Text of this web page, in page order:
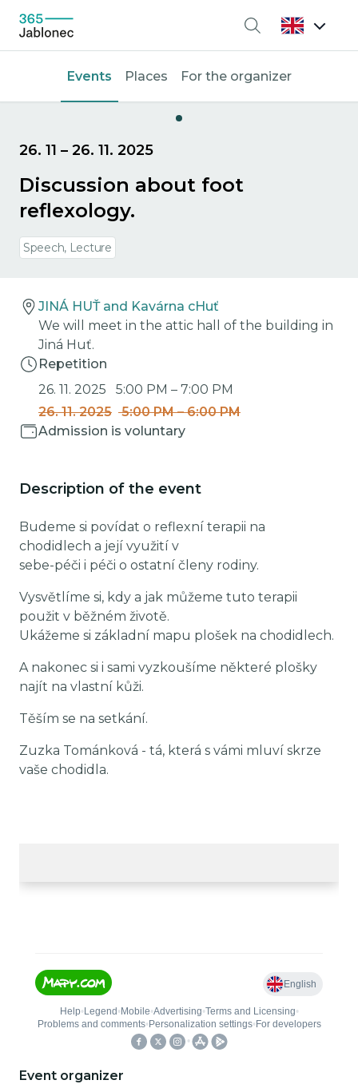
Search
Events Places For the organizer
26. 11 – 26. 11. 2025
Discussion about foot
reflexology.
Speech, Lecture
JINÁ HUŤ and Kavárna cHuť
We will meet in the attic hall of the building in
Jiná Huť.
Repetition
26. 11. 2025
5:00 PM – 7:00 PM
26. 11. 2025
5:00 PM – 6:00 PM
Admission is voluntary
Description of the event
Budeme si povídat o reflexní terapii na
chodidlech a její využití v
sebe-péči i péči o ostatní členy rodiny.
Vysvětlíme si, kdy a jak můžeme tuto terapii
použit v běžném životě.
Ukážeme si základní mapu plošek na chodidlech.
A nakonec si i sami vyzkoušíme některé plošky
najít na vlastní kůži.
Těším se na setkání.
Zuzka Tománková - tá, která s vámi mluví skrze
vaše chodidla.
Event organizer